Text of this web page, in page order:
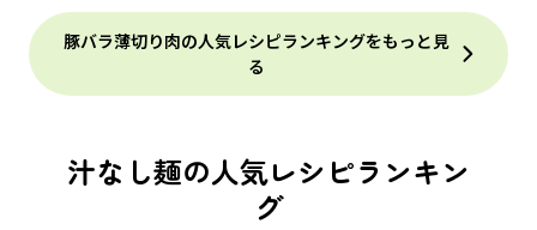
豚バラ薄切り肉の人気レシピランキングをもっと見
る
汁なし麺の人気レシピランキン
グ